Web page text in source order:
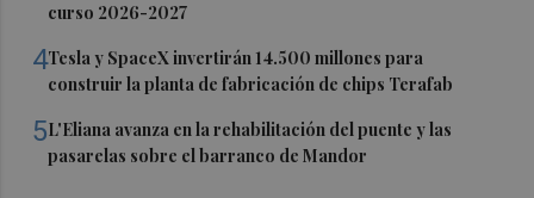
curso 2026-2027
4Tesla y SpaceX invertirán 14.500 millones para
construir la planta de fabricación de chips Terafab
5L'Eliana avanza en la rehabilitación del puente y las
pasarelas sobre el barranco de Mandor